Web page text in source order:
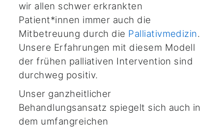
wir allen schwer erkrankten
Patient*innen immer auch die
Mitbetreuung durch die Palliativmedizin.
Unsere Erfahrungen mit diesem Modell
der frühen palliativen Intervention sind
durchweg positiv.
Unser ganzheitlicher
Behandlungsansatz spiegelt sich auch in
dem umfangreichen